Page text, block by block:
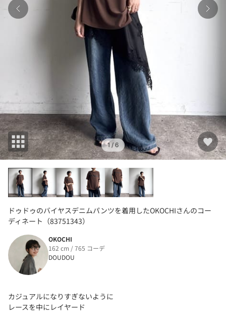
1 / 6
ドゥドゥのバイヤスデニムパンツを着用したOKOCHIさんのコー
ディネート（83751343）
OKOCHI
162 cm / 765 コーデ
DOUDOU
カジュアルになりすぎないように
レースを中にレイヤード